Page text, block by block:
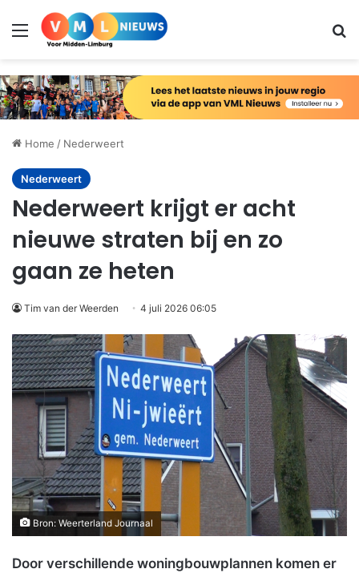
Menu
Home / Nederweert
Nederweert
Nederweert krijgt er acht
nieuwe straten bij en zo
gaan ze heten
Tim van der Weerden 4 juli 2026 06:05
Bron: Weerterland Journaal
Door verschillende woningbouwplannen komen er